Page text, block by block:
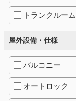
トランクルーム
屋外設備・仕様
バルコニー
オートロック